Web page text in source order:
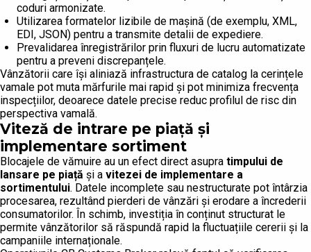
coduri armonizate.
Utilizarea formatelor lizibile de mașină (de exemplu, XML,
EDI, JSON) pentru a transmite detalii de expediere.
Prevalidarea înregistrărilor prin fluxuri de lucru automatizate
pentru a preveni discrepanțele.
Vânzătorii care își aliniază infrastructura de catalog la cerințele
vamale pot muta mărfurile mai rapid și pot minimiza frecvența
inspecțiilor, deoarece datele precise reduc profilul de risc din
perspectiva vamală.
Viteză de intrare pe piață și
implementare sortiment
Blocajele de vămuire au un efect direct asupra timpului de
lansare pe piață și a vitezei de implementare a
sortimentului. Datele incomplete sau nestructurate pot întârzia
procesarea, rezultând pierderi de vânzări și erodare a încrederii
consumatorilor. În schimb, investiția în conținut structurat le
permite vânzătorilor să răspundă rapid la fluctuațiile cererii și la
campaniile internaționale.